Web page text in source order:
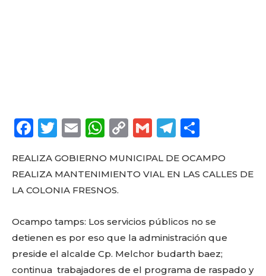
F
c
e
o
o
k
T
it
te
E
ai
l
W
a
ts
p
p
C
p
y
n
k
G
ai
l
T
e
g
m
m
p
rt
ir
REALIZA GOBIERNO MUNICIPAL DE OCAMPO
REALIZA MANTENIMIENTO VIAL EN LAS CALLES DE
LA COLONIA FRESNOS.
Ocampo tamps: Los servicios públicos no se
detienen es por eso que la administración que
preside el alcalde Cp. Melchor budarth baez;
continua trabajadores de el programa de raspado y